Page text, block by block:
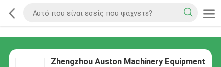
Zhengzhou Auston Machinery Equipment